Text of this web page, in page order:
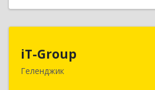
iT-Group
Геленджик353460, Краснодарский